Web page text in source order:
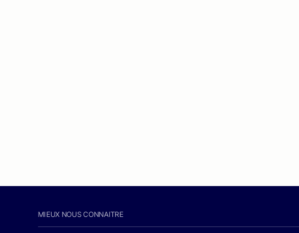
MIEUX NOUS CONNAITRE